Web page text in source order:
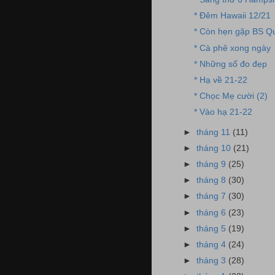
* Đêm Hawaii 12/21
* Còn hẹn gặp BS
* Cà phê xong ngày
* Những số đo đẹp
* Hạ về 21-22
* Chọc Mẹ cười (2)
* Vào hạ 21-22
►tháng 11 (11)
►tháng 10 (21)
►tháng 9 (25)
►tháng 8 (30)
►tháng 7 (30)
►tháng 6 (23)
►tháng 5 (19)
►tháng 4 (24)
►tháng 3 (28)